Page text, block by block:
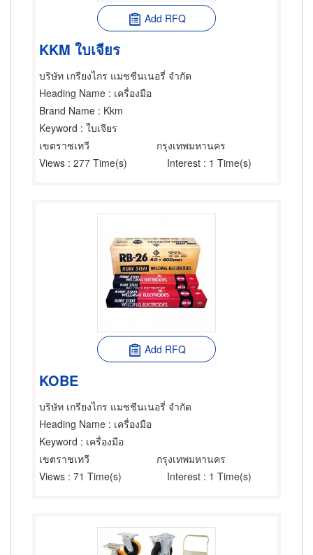
Add RFQ
KKM ใบเจียร
บริษัท เกรียงไกร แมชชีนเนอรี่ จำกัด
Heading Name : เครื่องมือ
Brand Name : Kkm
Keyword : ใบเจียร
เขตราชเทวี
กรุงเทพมหานคร
Views : 277 Time(s) Interest : 1 Time(s)
Add RFQ
KOBE
บริษัท เกรียงไกร แมชชีนเนอรี่ จำกัด
Heading Name : เครื่องมือ
Keyword : เครื่องมือ
เขตราชเทวี
กรุงเทพมหานคร
Views : 71 Time(s) Interest : 1 Time(s)